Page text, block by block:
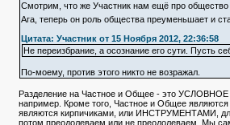
Смотрим, что же Участник нам ещё про общество
Ага, теперь он роль общества преуменьшает и
Цитата: Участник от 15 Ноября 2012, 22:36:58
Не переизбрание, а осознание его сути. Пусть
По-моему, против этого никто не возражал.
Разделение на Частное и Общее - это
например. Кроме того, Частное и Общее
являются кирпичиками, или ИНСТРУМЕНТАМИ,
потом преодолеваем или не преодолеваем. Мы